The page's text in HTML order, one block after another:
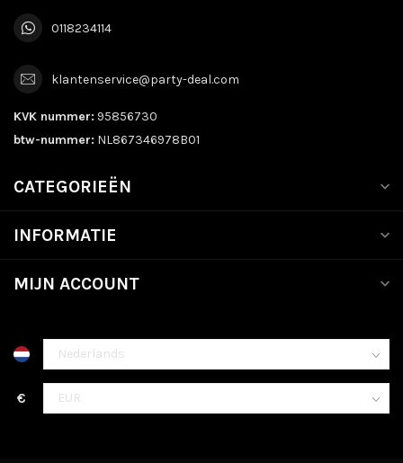
0118234114
klantenservice@party-deal.com
KVK nummer: 95856730
btw-nummer: NL867346978B01
CATEGORIEËN
INFORMATIE
MIJN ACCOUNT
€